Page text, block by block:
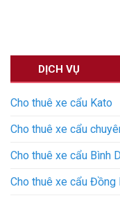
DỊCH VỤ
Cho thuê xe cẩu Kato
Cho thuê xe cẩu
Cho thuê xe cẩu Bình
Cho thuê xe cẩu Đồng